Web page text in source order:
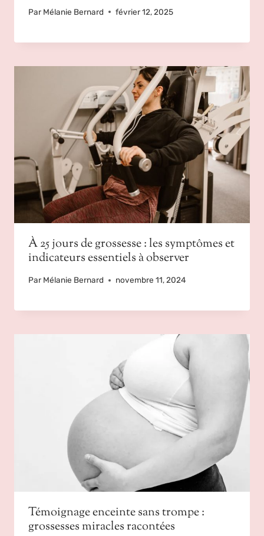
Par Mélanie Bernard février 12, 2025
À 25 jours de grossesse : les symptômes et
indicateurs essentiels à observer
Par Mélanie Bernard novembre 11, 2024
Témoignage enceinte sans trompe :
grossesses miracles racontées